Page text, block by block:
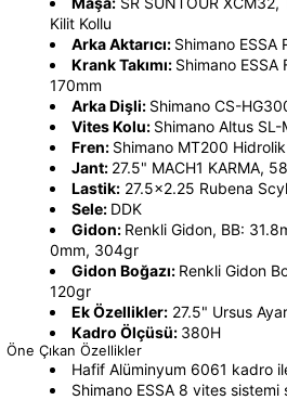
Kilit Kollu
Arka Aktarıcı: Shimano
Krank Takımı: Shimano
170mm
Arka Dişli: Shimano CS-
Vites Kolu: Shimano Altus
Fren: Shimano MT200
Jant: 27.5" MACH1 KARMA,
Lastik: 27.5x2.25 Rubena
Sele: DDK
Gidon: Renkli Gidon, BB:
0mm, 304gr
Gidon Boğazı: Renkli Gidon
120gr
Ek Özellikler: 27.5" Ursus
Kadro Ölçüsü: 380H
Öne Çıkan Özellikler
Hafif Alüminyum 6061 kadro
Shimano ESSA 8 vites sistemi